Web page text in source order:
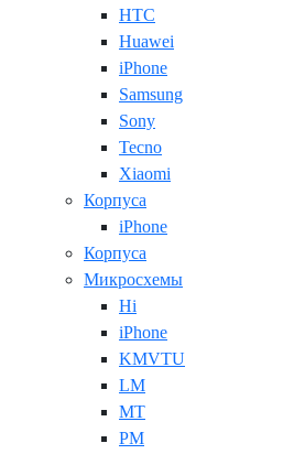
HTC
Huawei
iPhone
Samsung
Sony
Tecno
Xiaomi
Корпуса
iPhone
Корпуса
Микросхемы
Hi
iPhone
KMVTU
LM
MT
PM